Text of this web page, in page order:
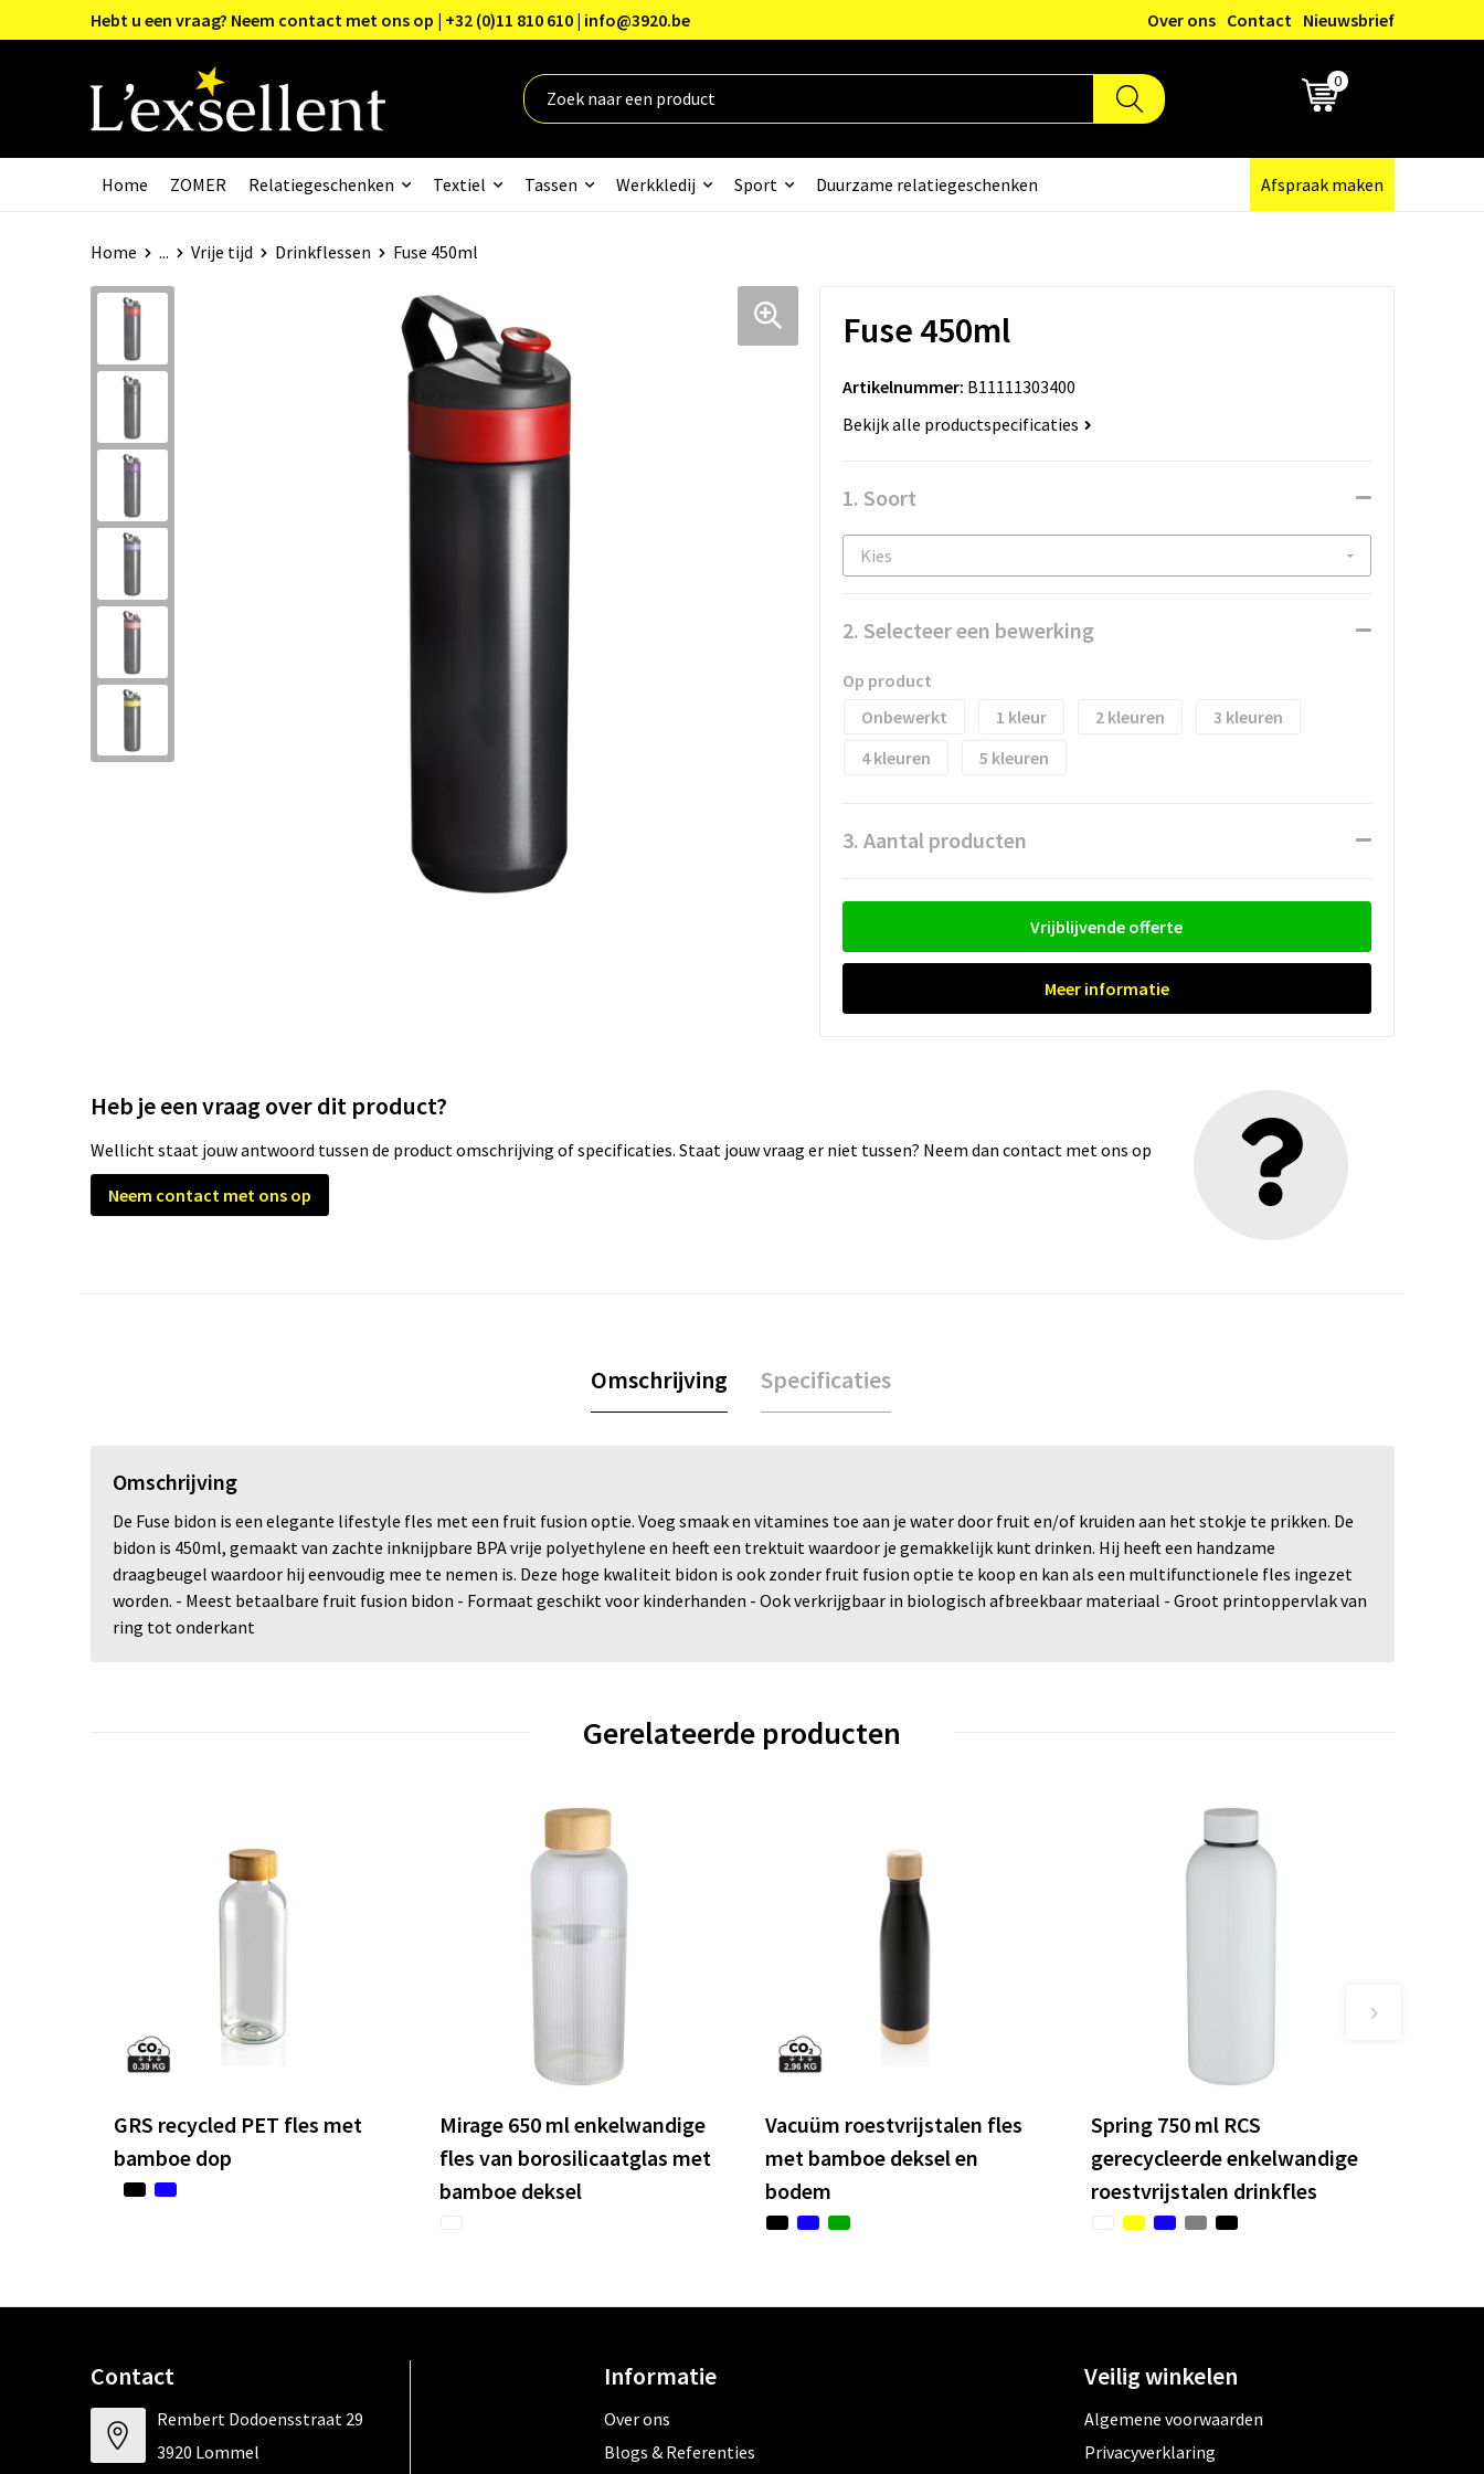
Hebt u een vraag? Neem contact met ons op | +32 (0)11 810 610 | info@3920.be Over ons Contact Nieuwsbrief
0
Home ZOMER Relatiegeschenken Textiel Tassen Werkkledij Sport Duurzame relatiegeschenken Afspraak maken
Home ... Vrije tijd Drinkflessen Fuse 450ml
Fuse 450ml
Artikelnummer: B11111303400
Bekijk alle productspecificaties
1. Soort
2. Selecteer een bewerking
Op product
Onbewerkt
1 2
3
4
5
3. Aantal producten
Vrijblijvende offerte
Meer informatie
Heb je een vraag over dit product?
Wellicht staat jouw antwoord tussen de product omschrijving of specificaties. Staat jouw vraag er niet tussen? Neem dan contact met ons op
Neem contact met ons op
Omschrijving Specificaties
Omschrijving
De Fuse bidon is een elegante lifestyle fles met een fruit fusion optie. Voeg smaak en vitamines toe aan je water door fruit en/of kruiden aan het stokje te prikken. De
bidon is 450ml, gemaakt van zachte inknijpbare BPA vrije polyethylene en heeft een trektuit waardoor je gemakkelijk kunt drinken. Hij heeft een handzame
draagbeugel waardoor hij eenvoudig mee te nemen is. Deze hoge kwaliteit bidon is ook zonder fruit fusion optie te koop en kan als een multifunctionele fles ingezet
worden. - Meest betaalbare fruit fusion bidon - Formaat geschikt voor kinderhanden - Ook verkrijgbaar in biologisch afbreekbaar materiaal - Groot printoppervlak van
ring tot onderkant
Gerelateerde producten
GRS recycled PET fles met
bamboe dop
Mirage 650 ml enkelwandige
fles van borosilicaatglas met
bamboe deksel
Vacuüm roestvrijstalen fles
met bamboe deksel en
bodem
Spring 750 ml RCS
gerecycleerde enkelwandige
roestvrijstalen drinkfles
Contact
Rembert Dodoensstraat 29
3920 Lommel
Informatie
Over ons
Blogs & Referenties
Veilig winkelen
Algemene voorwaarden
Privacyverklaring